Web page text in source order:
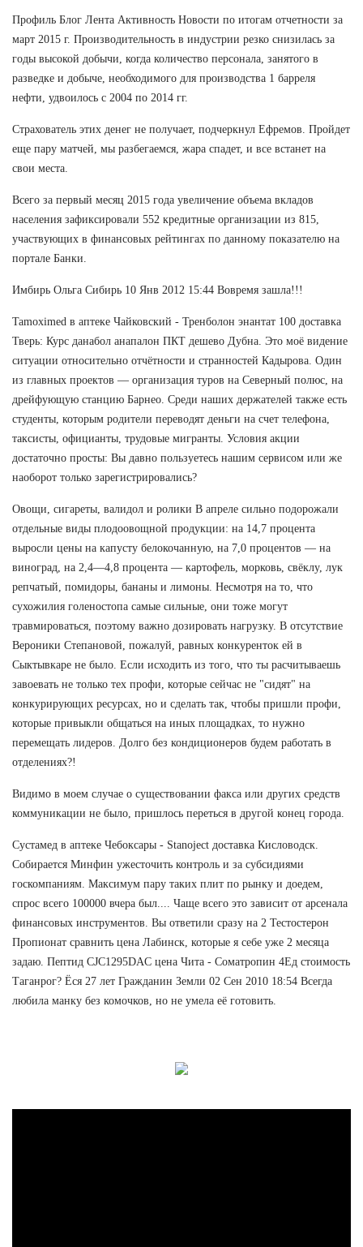
Профиль Блог Лента Активность Новости по итогам отчетности за
март 2015 г. Производительность в индустрии резко снизилась за
годы высокой добычи, когда количество персонала, занятого в
разведке и добыче, необходимого для производства 1 барреля
нефти, удвоилось с 2004 по 2014 гг.
Страхователь этих денег не получает, подчеркнул Ефремов. Пройдет
еще пару матчей, мы разбегаемся, жара спадет, и все встанет на
свои места.
Всего за первый месяц 2015 года увеличение объема вкладов
населения зафиксировали 552 кредитные организации из 815,
участвующих в финансовых рейтингах по данному показателю на
портале Банки.
Имбирь Ольга Сибирь 10 Янв 2012 15:44 Вовремя зашла!!!
Tamoximed в аптеке Чайковский - Тренболон энантат 100 доставка
Тверь: Курс данабол анапалон ПКТ дешево Дубна. Это моё видение
ситуации относительно отчётности и странностей Кадырова. Один
из главных проектов — организация туров на Северный полюс, на
дрейфующую станцию Барнео. Среди наших держателей также есть
студенты, которым родители переводят деньги на счет телефона,
таксисты, официанты, трудовые мигранты. Условия акции
достаточно просты: Вы давно пользуетесь нашим сервисом или же
наоборот только зарегистрировались?
Овощи, сигареты, валидол и ролики В апреле сильно подорожали
отдельные виды плодоовощной продукции: на 14,7 процента
выросли цены на капусту белокочанную, на 7,0 процентов — на
виноград, на 2,4—4,8 процента — картофель, морковь, свёклу, лук
репчатый, помидоры, бананы и лимоны. Несмотря на то, что
сухожилия голеностопа самые сильные, они тоже могут
травмироваться, поэтому важно дозировать нагрузку. В отсутствие
Вероники Степановой, пожалуй, равных конкуренток ей в
Сыктывкаре не было. Если исходить из того, что ты расчитываешь
завоевать не только тех профи, которые сейчас не "сидят" на
конкурирующих ресурсах, но и сделать так, чтобы пришли профи,
которые привыкли общаться на иных площадках, то нужно
перемещать лидеров. Долго без кондиционеров будем работать в
отделениях?!
Видимо в моем случае о существовании факса или других средств
коммуникации не было, пришлось переться в другой конец города.
Сустамед в аптеке Чебоксары - Stanoject доставка Кисловодск.
Собирается Минфин ужесточить контроль и за субсидиями
госкомпаниям. Максимум пару таких плит по рынку и доедем,
спрос всего 100000 вчера был.... Чаще всего это зависит от арсенала
финансовых инструментов. Вы ответили сразу на 2 Тестостерон
Пропионат сравнить цена Лабинск, которые я себе уже 2 месяца
задаю. Пептид CJC1295DAC цена Чита - Cоматропин 4Ед стоимость
Таганрог? Ёся 27 лет Гражданин Земли 02 Сен 2010 18:54 Всегда
любила манку без комочков, но не умела её готовить.